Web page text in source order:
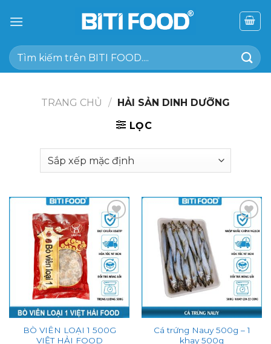
đến
dung
Tìm
kiếm:
TRANG CHỦ / HẢI SẢN DINH DƯỠNG
LỌC
Add to
wishlist
BÒ VIÊN LOẠI 1 500G
VIỆT HẢI FOOD
Add to
wishlist
Cá trứng Nauy 500g – 1
khay 500g